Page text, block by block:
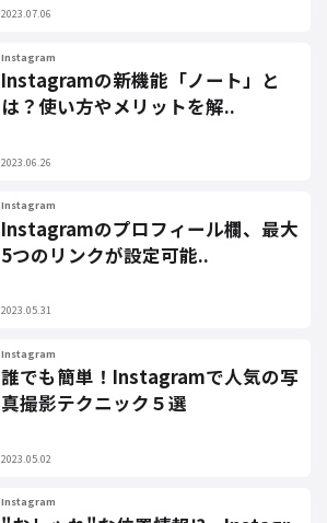
2023.07.06
Instagram
Instagramの新機能「ノート」と
は？使い方やメリットを解..
2023.06.26
Instagram
Instagramのプロフィール欄、最大
5つのリンクが設定可能..
2023.05.31
Instagram
誰でも簡単！Instagramで人気の写
真撮影テクニック５選
2023.05.02
Instagram